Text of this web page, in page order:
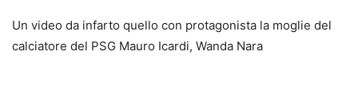
Un video da infarto quello con protagonista la moglie del
calciatore del PSG Mauro Icardi, Wanda Nara